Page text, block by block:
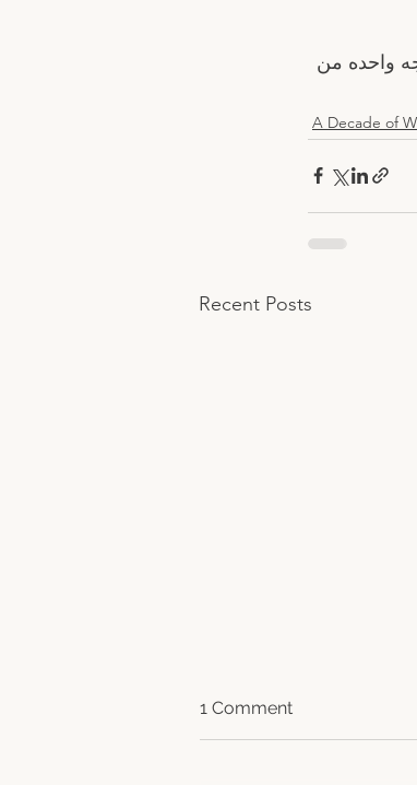
واحده من
A Decade of
Recent Posts
1 Comment